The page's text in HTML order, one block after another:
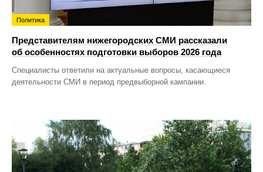
Политика
Представителям нижегородских СМИ рассказали
об особенностях подготовки выборов 2026 года
Специалисты ответили на актуальные вопросы, касающиеся
деятельности СМИ в период предвыборной кампании.